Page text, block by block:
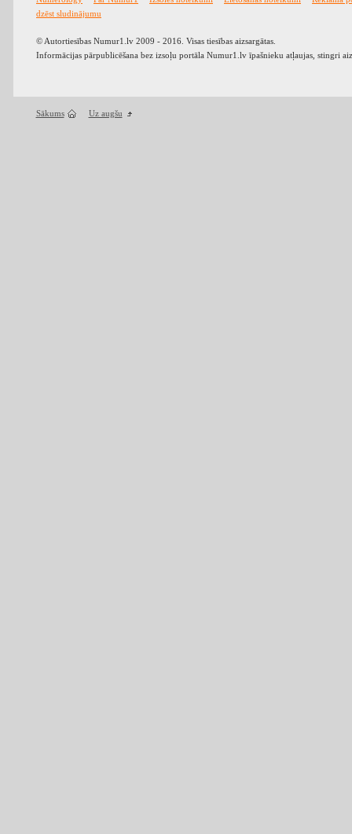
dzēst sludinājumu
© Autortiesības Numur1.lv 2009 - 2016. Visas tiesības aizsargātas.
Informācijas pārpublicēšana bez izsoļu portāla Numur1.lv īpašnieku atļaujas, stingri
Sākums Uz augšu